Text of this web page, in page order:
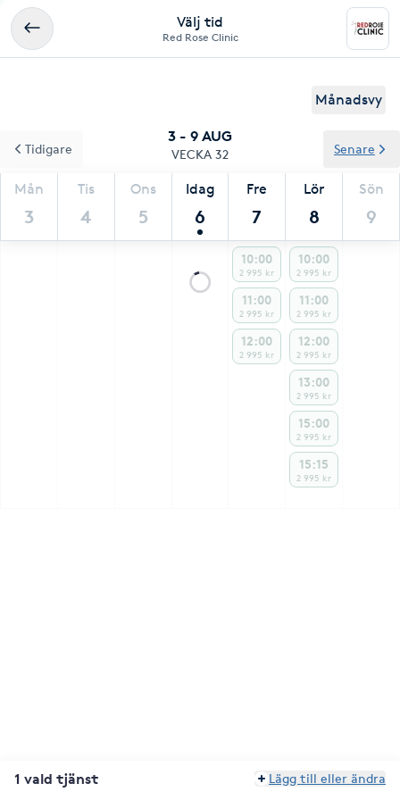
Välj tid
Red Rose Clinic
Månadsvy
3 - 9 AUG
VECKA 32
Mån
3
Tis
4
Ons
5
Idag
6
Fre
7
Lör
8
Sön
9
Tidigare Senare
10:00
2 995 kr
11:00
2 995 kr
12:00
2 995 kr
10:00
2 995 kr
11:00
2 995 kr
12:00
2 995 kr
13:00
2 995 kr
15:00
2 995 kr
15:15
2 995 kr
1 vald tjänst Lägg till eller ändra